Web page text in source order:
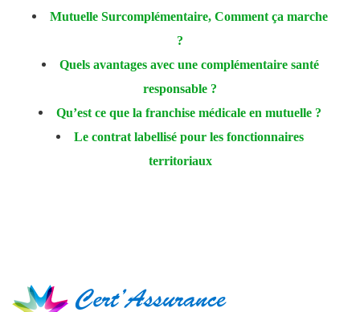
Mutuelle Surcomplémentaire, Comment ça marche
?
Quels avantages avec une complémentaire santé
responsable ?
Qu’est ce que la franchise médicale en mutuelle ?
Le contrat labellisé pour les fonctionnaires
territoriaux